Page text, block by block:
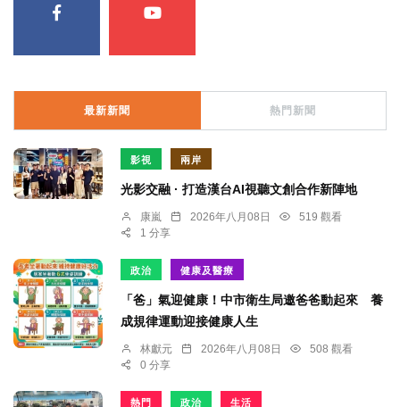
最新新聞 熱門新聞
影視 兩岸
光影交融 · 打造漢台AI視聽文創合作新陣地
康嵐 2026年八月08日
519 觀看
1 分享
政治 健康及醫療
「爸」氣迎健康！中市衛生局邀爸爸動起來 養
成規律運動迎接健康人生
林獻元 2026年八月08日
508 觀看
0 分享
熱門 政治 生活